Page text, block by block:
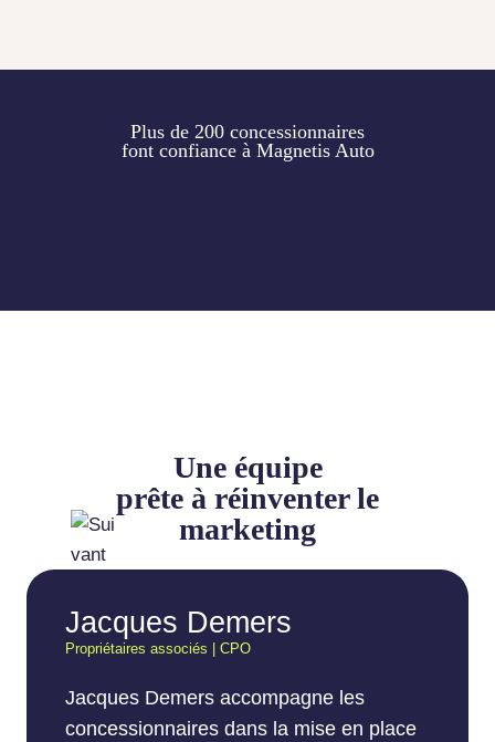
Plus de 200 concessionnaires
font confiance à Magnetis Auto
Une équipe
prête à réinventer le
marketing
Jacques Demers
Propriétaires associés | CPO
Jacques Demers accompagne les
concessionnaires dans la mise en place